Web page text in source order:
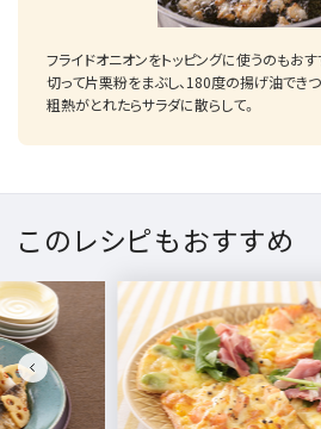
フライドオニオンをトッピングに使うのもお
切って片栗粉をまぶし、180度の揚げ油でき
粗熱がとれたらサラダに散らして。
このレシピもおすすめ